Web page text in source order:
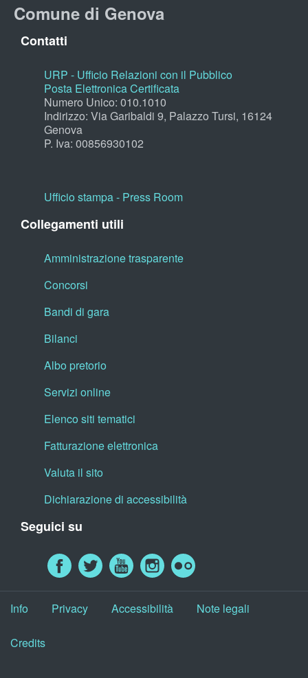
Comune di Genova
Contatti
URP - Ufficio Relazioni con il Pubblico
Posta Elettronica Certificata
Numero Unico: 010.1010
Indirizzo: Via Garibaldi 9, Palazzo Tursi, 16124
Genova
P. Iva: 00856930102
Ufficio stampa - Press Room
Collegamenti utili
Amministrazione trasparente
Concorsi
Bandi di gara
Bilanci
Albo pretorio
Servizi online
Elenco siti tematici
Fatturazione elettronica
Valuta il sito
Dichiarazione di accessibilità
Seguici su
Info Privacy Accessibilità Note legali
Credits